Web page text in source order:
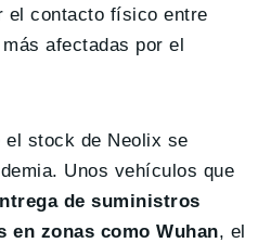
el contacto físico entre
afectadas por el
el stock de Neolix se
Unos vehículos que
de suministros
en zonas como Wuhan, el